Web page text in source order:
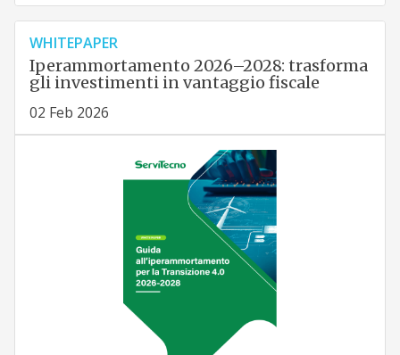
WHITEPAPER
Iperammortamento 2026–2028: trasforma
gli investimenti in vantaggio fiscale
02 Feb 2026